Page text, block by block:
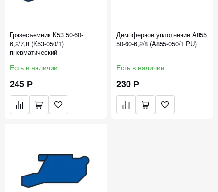
Грязесъемник K53 50-60-
6,2/7,8 (K53-050/1)
пневматический
Есть в наличии
245 Р
Демпферное уплотнение A855
50-60-6,2/8 (A855-050/1 PU)
Есть в наличии
230 Р